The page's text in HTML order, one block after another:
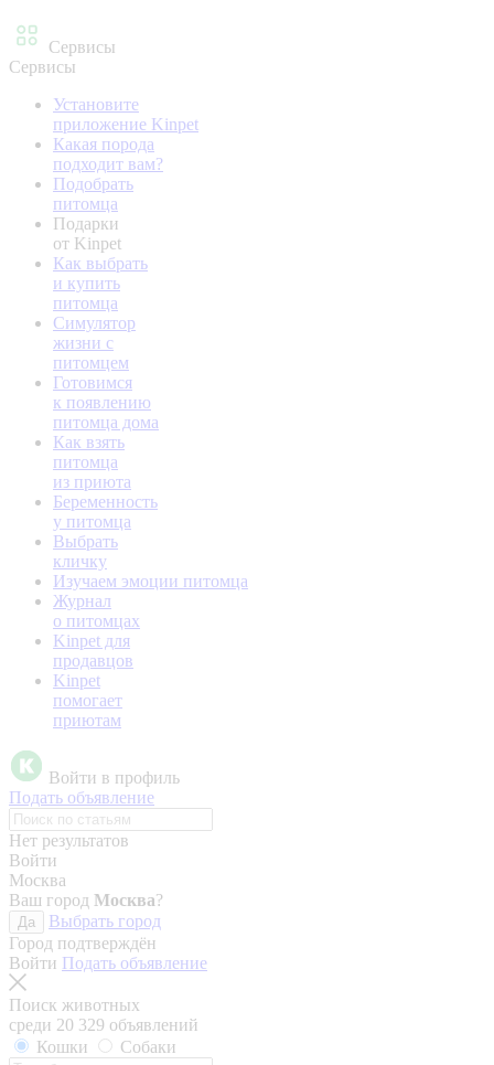
Сервисы
Сервисы
Установите
приложение Kinpet
Какая порода
подходит вам?
Подобрать
питомца
Подарки
от Kinpet
Как выбрать
и купить
питомца
Симулятор
жизни с
питомцем
Готовимся
к появлению
питомца дома
Как взять
питомца
из приюта
Беременность
у питомца
Выбрать
кличку
Изучаем эмоции питомца
Журнал
о питомцах
Kinpet для
продавцов
Kinpet
помогает
приютам
Войти в профиль
Подать объявление
Нет результатов
Войти
Москва
Ваш город Москва?
Да
Выбрать город
Город подтверждён
Войти Подать объявление
Поиск животных
среди 20 329 объявлений
Кошки
Собаки